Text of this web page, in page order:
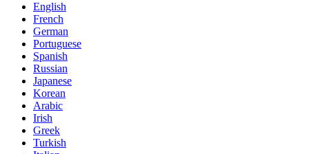
English
French
German
Portuguese
Spanish
Russian
Japanese
Korean
Arabic
Irish
Greek
Turkish